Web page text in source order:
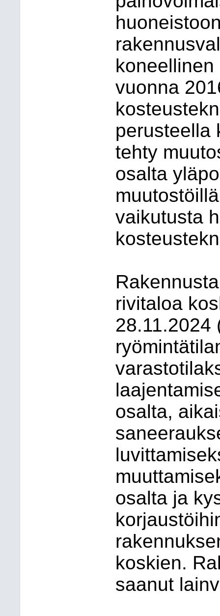
vuonna
perusteella
tehty
osalta
vaikutusta
rivitaloa
28.11.2024
osalta,
osalta ja
koskien.
saanut